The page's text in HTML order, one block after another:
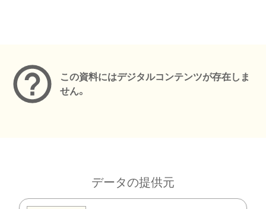
この資料にはデジタルコンテンツが存在しま
せん。
データの提供元